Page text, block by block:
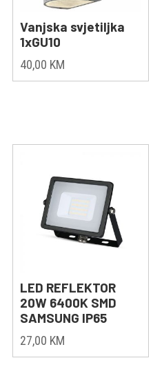
Vanjska svjetiljka
1xGU10
40,00 KM
LED REFLEKTOR
20W 6400K SMD
SAMSUNG IP65
27,00 KM